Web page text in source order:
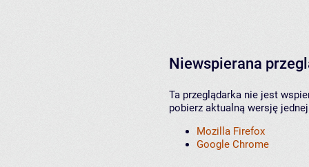
Niewspierana
Ta przeglądarka nie jest
pobierz aktualną wersję
Mozilla Firefox
Google Chrome